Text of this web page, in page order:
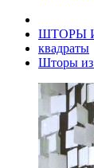
ШТОРЫ
квадраты
Шторы из